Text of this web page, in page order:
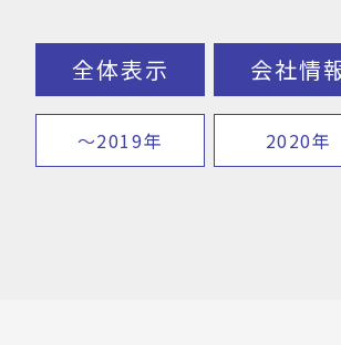
全体表示 会社情
〜2019年 2020年